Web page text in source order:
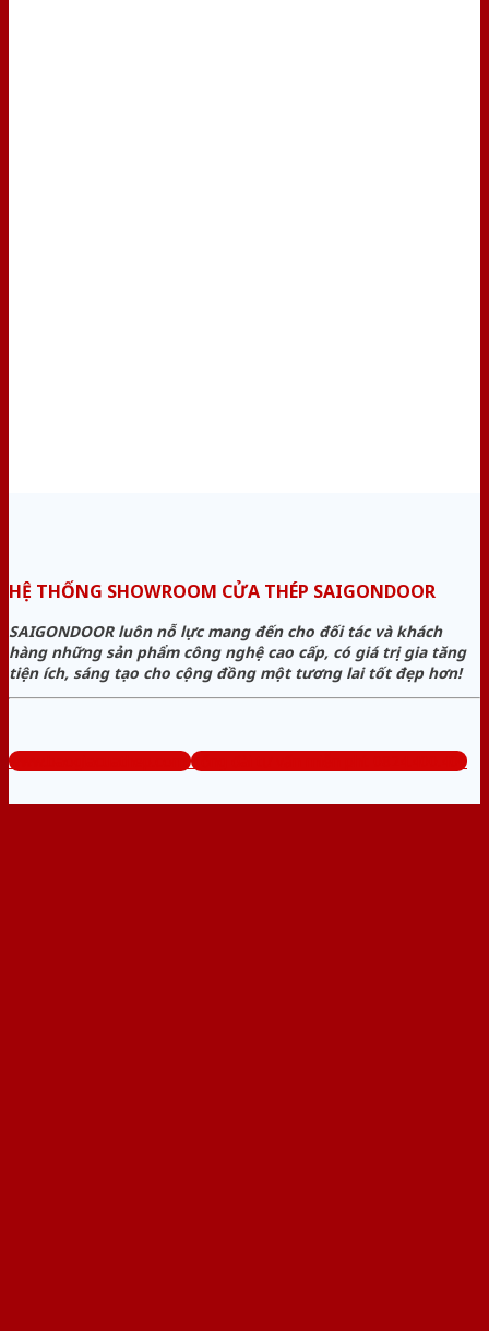
HỆ THỐNG SHOWROOM CỬA THÉP SAIGONDOOR
SAIGONDOOR luôn nỗ lực mang đến cho đối tác và khách
hàng những sản phẩm công nghệ cao cấp, có giá trị gia tăng
tiện ích, sáng tạo cho cộng đồng một tương lai tốt đẹp hơn!
www.baogiacuathep.com Tổng đài tư vấn miễn phí: 0824.400.400